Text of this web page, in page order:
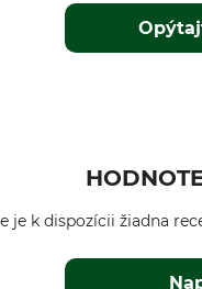
je k dispozícii žiadna